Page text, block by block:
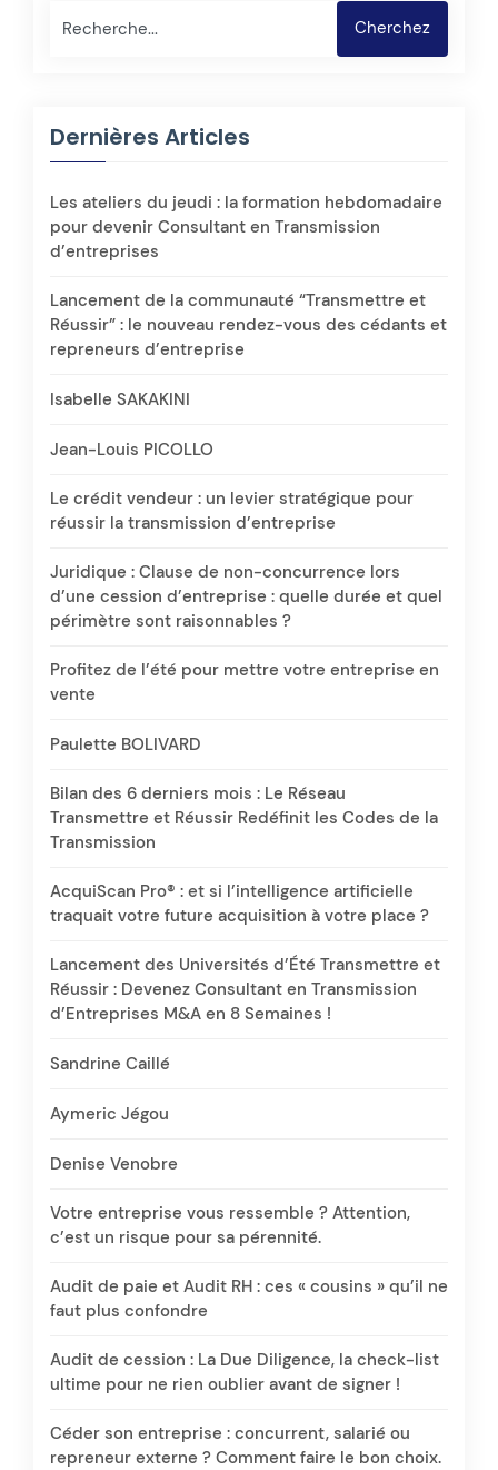
Rechercher Cherchez
Dernières Articles
Les ateliers du jeudi : la formation hebdomadaire
pour devenir Consultant en Transmission
d’entreprises
Lancement de la communauté “Transmettre et
Réussir” : le nouveau rendez-vous des cédants et
repreneurs d’entreprise
Isabelle SAKAKINI
Jean-Louis PICOLLO
Le crédit vendeur : un levier stratégique pour
réussir la transmission d’entreprise
Juridique : Clause de non-concurrence lors
d’une cession d’entreprise : quelle durée et quel
périmètre sont raisonnables ?
Profitez de l’été pour mettre votre entreprise en
vente
Paulette BOLIVARD
Bilan des 6 derniers mois : Le Réseau
Transmettre et Réussir Redéfinit les Codes de la
Transmission
AcquiScan Pro® : et si l’intelligence artificielle
traquait votre future acquisition à votre place ?
Lancement des Universités d’Été Transmettre et
Réussir : Devenez Consultant en Transmission
d’Entreprises M&A en 8 Semaines !
Sandrine Caillé
Aymeric Jégou
Denise Venobre
Votre entreprise vous ressemble ? Attention,
c’est un risque pour sa pérennité.
Audit de paie et Audit RH : ces « cousins » qu’il ne
faut plus confondre
Audit de cession : La Due Diligence, la check-list
ultime pour ne rien oublier avant de signer !
Céder son entreprise : concurrent, salarié ou
repreneur externe ? Comment faire le bon choix.